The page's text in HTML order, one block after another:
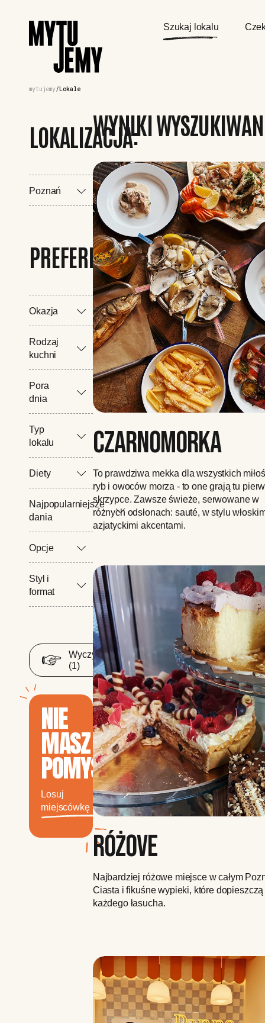
Szukaj lokalu
mytujemy Lokale
LOKALIZACJA:
Poznań
PREFERENCJE:
Okazja
Rodzaj
kuchni
Pora
dnia
Typ
lokalu
Diety
Najpopularniejsze
dania
Opcje
Styl i
format
Wyczyść
(1)
Filtruj
NIE
MASZ
POMYSŁU?
Losuj
miejscówkę
WYNIKI
CZARNOMORKA
To prawdziwa mekka dla wszystkich
ryb i owoców morza - to one grają tu
skrzypce. Zawsze świeże, serwowane w
różnych odsłonach: sauté, w stylu
azjatyckimi akcentami.
RÓŻOVE
Najbardziej różowe miejsce w całym
Ciasta i fikuśne wypieki, które dopieszczą
każdego łasucha.